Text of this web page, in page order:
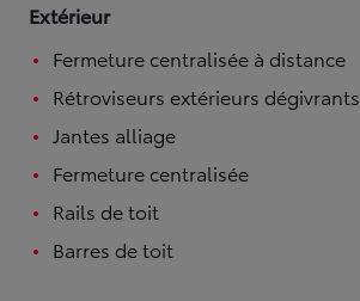
Extérieur
Fermeture centralisée à distance
Rétroviseurs extérieurs dégivrants
Jantes alliage
Fermeture centralisée
Rails de toit
Barres de toit